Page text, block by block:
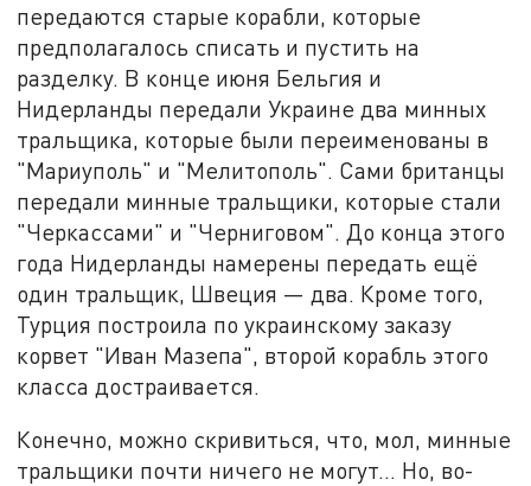
передаются старые корабли, которые
предполагалось списать и пустить на
разделку. В конце июня Бельгия и
Нидерланды передали Украине два минных
тральщика, которые были переименованы в
"Мариуполь" и "Мелитополь". Сами британцы
передали минные тральщики, которые стали
"Черкассами" и "Черниговом". До конца этого
года Нидерланды намерены передать ещё
один тральщик, Швеция — два. Кроме того,
Турция построила по украинскому заказу
корвет "Иван Мазепа", второй корабль этого
класса достраивается.
Конечно, можно скривиться, что, мол, минные
тральщики почти ничего не могут... Но, во-